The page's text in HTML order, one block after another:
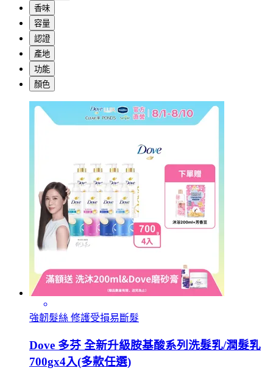
香味
容量
認證
產地
功能
顏色
強韌髮絲 修護受損易斷髮
Dove 多芬 全新升級胺基酸系列洗髮乳/潤髮乳
700gx4入(多款任選)